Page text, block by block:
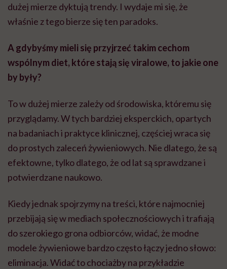
dużej mierze dyktują trendy. I wydaje mi się, że
właśnie z tego bierze się ten paradoks.
A gdybyśmy mieli się przyjrzeć takim cechom
wspólnym diet, które stają się viralowe, to jakie one
by były?
To w dużej mierze zależy od środowiska, któremu się
przyglądamy. W tych bardziej eksperckich, opartych
na badaniach i praktyce klinicznej, częściej wraca się
do prostych zaleceń żywieniowych. Nie dlatego, że są
efektowne, tylko dlatego, że od lat są sprawdzane i
potwierdzane naukowo.
Kiedy jednak spojrzymy na treści, które najmocniej
przebijają się w mediach społecznościowych i trafiają
do szerokiego grona odbiorców, widać, że modne
modele żywieniowe bardzo często łączy jedno słowo:
eliminacja. Widać to chociażby na przykładzie